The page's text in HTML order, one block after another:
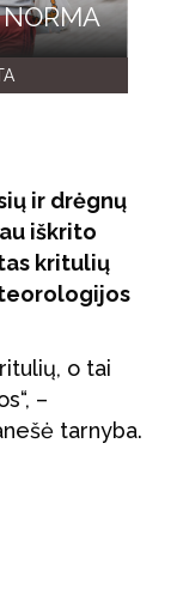
ir drėgnų
iškrito
kritulių
o tai
–
tarnyba.